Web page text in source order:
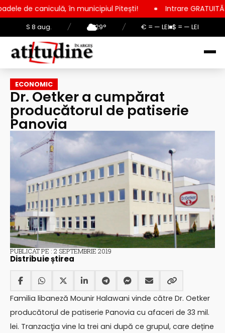
S 8 aug. / 29° / € = — LEI $ = — LEI
în municipiul Pitești! Intrare GRATUITĂ pentru
ECONOMIC
Dr. Oetker a cumpărat
producătorul de patiserie
Panovia
PUBLICAT PE : 2 SEPTEMBRIE 2019
Distribuie știrea
Familia libaneză Mounir Halawani vinde către Dr. Oetker
producătorul de patiserie Panovia cu afaceri de 33 mil.
lei. Tranzacţia vine la trei ani după ce grupul, care deține